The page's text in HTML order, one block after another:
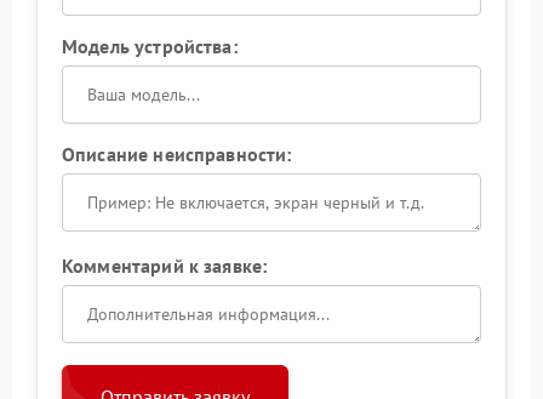
Модель устройства:
Описание неисправности:
Комментарий к заявке: